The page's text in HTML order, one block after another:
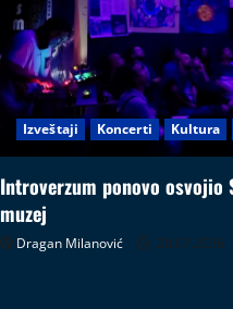
Izveštaji Koncerti Kultura
Introverzum ponovo osvojio
muzej
Dragan Milanović 28.07.2026